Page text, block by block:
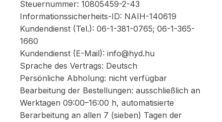
Steuernummer: 10805459-2-43
Informationssicherheits-ID: NAIH-140619
Kundendienst (Tel.): 06-1-381-0765; 06-1-365-
1660
Kundendienst (E-Mail): info@hyd.hu
Sprache des Vertrags: Deutsch
Persönliche Abholung: nicht verfügbar
Bearbeitung der Bestellungen: ausschließlich an
Werktagen 09:00–16:00 h, automatisierte
Berarbeitung an allen 7 (sieben) Tagen der